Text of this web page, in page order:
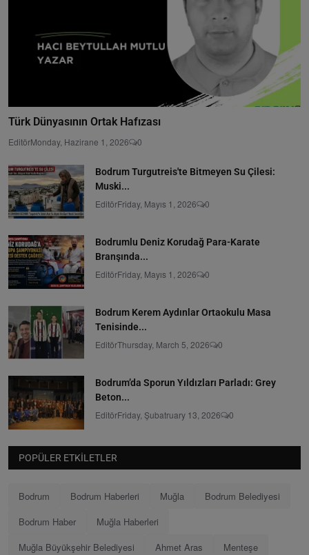
Türk Dünyasının Ortak Hafızası
EditörMonday, Hazirane 1, 2026 0
Bodrum Turgutreis'te Bitmeyen Su Çilesi:
Muski...
EditörFriday, Mayıs 1, 2026 0
Bodrumlu Deniz Korudağ Para-Karate
Branşında...
EditörFriday, Mayıs 1, 2026 0
Bodrum Kerem Aydınlar Ortaokulu Masa
Tenisinde...
EditörThursday, March 5, 2026 0
Bodrum’da Sporun Yıldızları Parladı: Grey
Beton...
EditörFriday, Şubatruary 13, 2026 0
POPÜLER ETKILETLER
Bodrum Bodrum Haberleri Muğla
Bodrum Belediyesi
Bodrum Haber
Muğla Haberleri
Muğla Büyükşehir Belediyesi
Ahmet Aras
Menteşe